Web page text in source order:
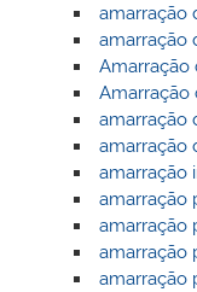
amarração
amarração
Amarração
Amarração
amarração
amarração
amarração
amarração
amarração
amarração
amarração